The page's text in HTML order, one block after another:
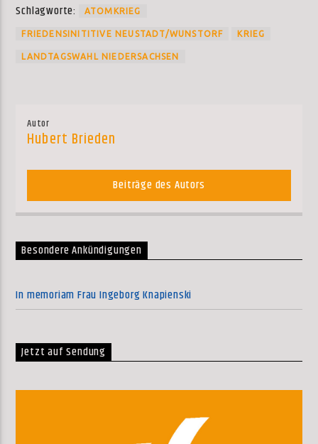
Schlagworte: ATOMKRIEG
FRIEDENSINITITIVE NEUSTADT/WUNSTORF KRIEG
LANDTAGSWAHL NIEDERSACHSEN
Autor
Hubert Brieden
Beiträge des Autors
Besondere Ankündigungen
In memoriam Frau Ingeborg Knapienski
Jetzt auf Sendung